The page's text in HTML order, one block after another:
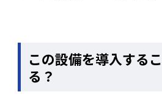
この設備を導入する
る？